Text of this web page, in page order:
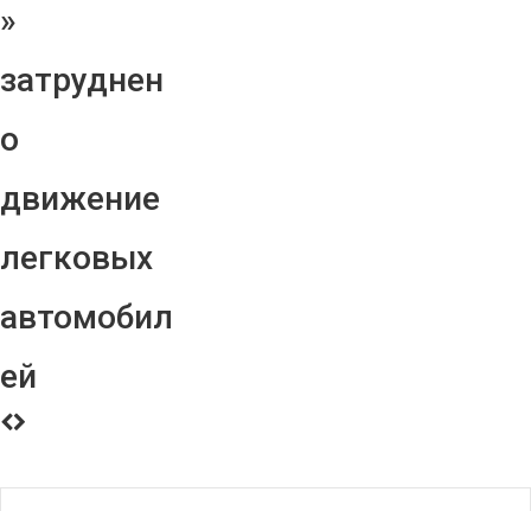
»
затруднен
о
движение
легковых
автомобил
ей